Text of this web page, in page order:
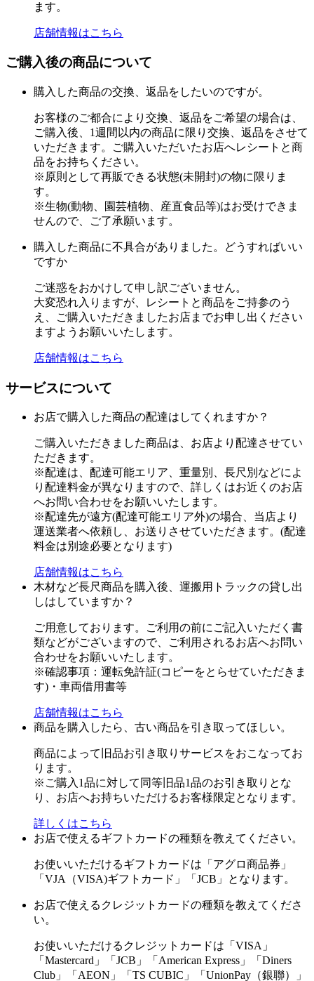
ます。
店舗情報はこちら
ご購入後の商品について
購入した商品の交換、返品をしたいのですが。
お客様のご都合により交換、返品をご希望の場合は、
ご購入後、1週間以内の商品に限り交換、返品をさせて
いただきます。ご購入いただいたお店へレシートと商
品をお持ちください。
※原則として再販できる状態(未開封)の物に限りま
す。
※生物(動物、園芸植物、産直食品等)はお受けできま
せんので、ご了承願います。
購入した商品に不具合がありました。どうすればいい
ですか
ご迷惑をおかけして申し訳ございません。
大変恐れ入りますが、レシートと商品をご持参のう
え、ご購入いただきましたお店までお申し出ください
ますようお願いいたします。
店舗情報はこちら
サービスについて
お店で購入した商品の配達はしてくれますか？
ご購入いただきました商品は、お店より配達させてい
ただきます。
※配達は、配達可能エリア、重量別、長尺別などによ
り配達料金が異なりますので、詳しくはお近くのお店
へお問い合わせをお願いいたします。
※配達先が遠方(配達可能エリア外)の場合、当店より
運送業者へ依頼し、お送りさせていただきます。(配達
料金は別途必要となります)
店舗情報はこちら
木材など長尺商品を購入後、運搬用トラックの貸し出
しはしていますか？
ご用意しております。ご利用の前にご記入いただく書
類などがございますので、ご利用されるお店へお問い
合わせをお願いいたします。
※確認事項：運転免許証(コピーをとらせていただきま
す)・車両借用書等
店舗情報はこちら
商品を購入したら、古い商品を引き取ってほしい。
商品によって旧品お引き取りサービスをおこなってお
ります。
※ご購入1品に対して同等旧品1品のお引き取りとな
り、お店へお持ちいただけるお客様限定となります。
詳しくはこちら
お店で使えるギフトカードの種類を教えてください。
お使いいただけるギフトカードは「アグロ商品券」
「VJA（VISA)ギフトカード」「JCB」となります。
お店で使えるクレジットカードの種類を教えてくださ
い。
お使いいただけるクレジットカードは「VISA」
「Mastercard」「JCB」「American Express」「Diners
Club」「AEON」「TS CUBIC」「UnionPay（銀聯）」